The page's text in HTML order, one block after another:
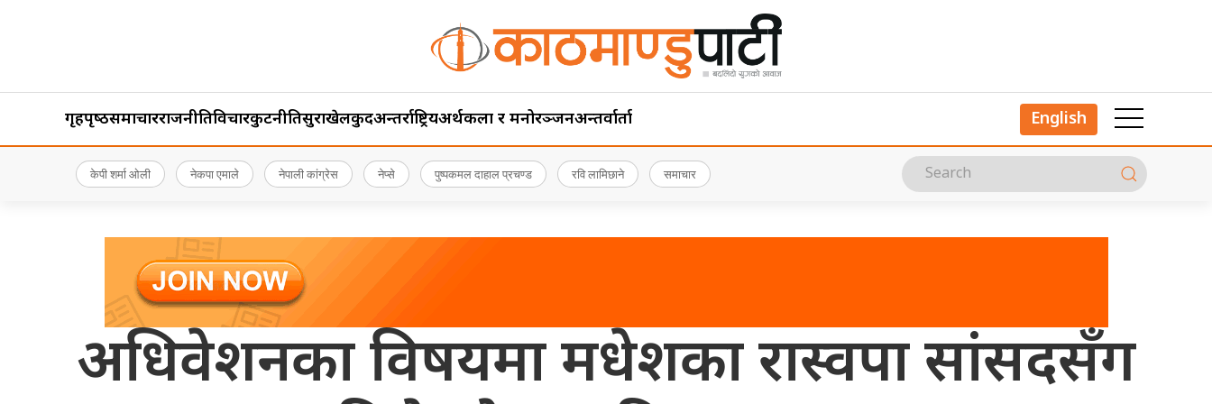
गृहपृष्‍ठसमाचारराजनीतिविचारकुटनीतिसुरक्षाखेलकुदअन्तर्राष्ट्रियअर्थकला र मनोरञ्जनअन्तर्वार्ता English
केपी शर्मा ओली नेकपा एमाले नेपाली कांग्रेस नेप्से पुष्पकमल दाहाल प्रचण्ड रवि लामिछाने समाचार
अधिवेशनका विषयमा मधेशका रास्वपा सांसदसँग